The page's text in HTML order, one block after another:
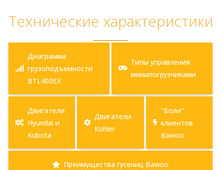
Технические характеристики
Диаграмма
грузоподъемности
BTL400EX
Типы управления
минипогрузчиками
Двигатели
Hyundai и
Kubota
Двигатели
Kohler
"Боли"
клиентов
Bawoo
Преимущества гусениц Bawoo